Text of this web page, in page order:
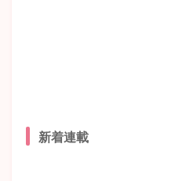
新着連載